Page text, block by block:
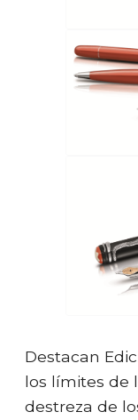
Destacan
los límites de
destreza de